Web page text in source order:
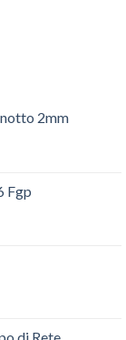
2mm
Fgp
di Rete